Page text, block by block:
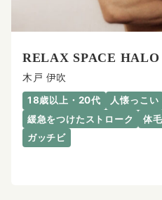
RELAX SPACE HALO
木戸 伊吹
18歳以上・20代 人懐っこい
緩急をつけたストローク
体
ガッチビ